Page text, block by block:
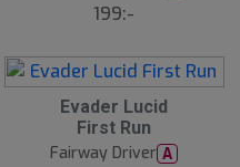
199:-
Evader Lucid
First Run
Fairway Driver A